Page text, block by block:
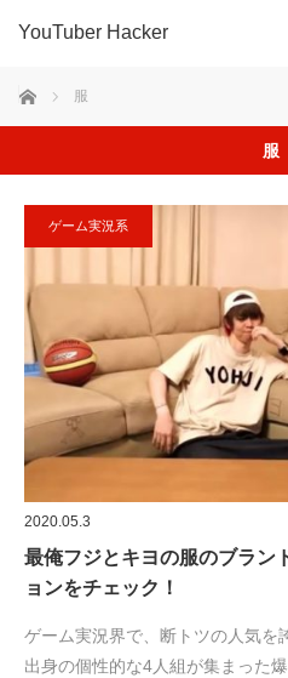
YouTuber Hacker
ホーム 服
服
ゲーム実況系
2020.05.3
最俺フジとキヨの服のブラン
ョンをチェック！
ゲーム実況界で、断トツの人気を
出身の個性的な4人組が集まった